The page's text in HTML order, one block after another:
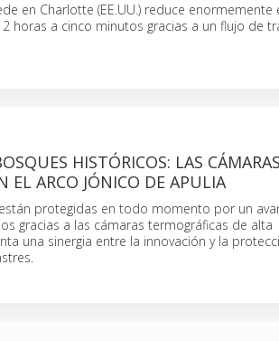
en Charlotte (EE.UU.) reduce enormemente
horas a cinco minutos gracias a un flujo de
HISTÓRICOS: LAS CÁMARAS
EL ARCO JÓNICO DE APULIA
protegidas en todo momento por un
gracias a las cámaras termográficas de alta
una sinergia entre la innovación y la